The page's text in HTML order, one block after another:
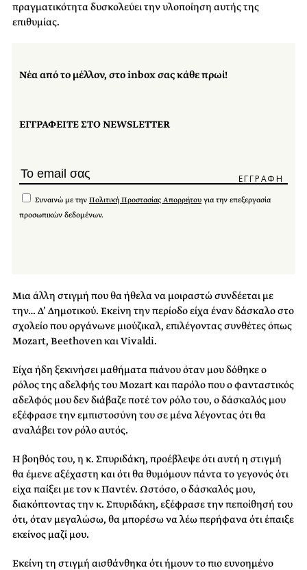
πραγματικότητα δυσκολεύει την υλοποίηση αυτής της
επιθυμίας.
Νέα από το μέλλον, στο inbox σας κάθε πρωί!
ΕΓΓΡΑΦΕΙΤΕ ΣΤΟ NEWSLETTER
Συναινώ με την Πολιτική Προστασίας Απορρήτου για την επεξεργασία
προσωπικών δεδομένων.
Μια άλλη στιγμή που θα ήθελα να μοιραστώ συνδέεται με
την… Δ’ Δημοτικού. Εκείνη την περίοδο είχα έναν δάσκαλο στο
σχολείο που οργάνωνε μιούζικαλ, επιλέγοντας συνθέτες όπως
Mozart, Beethoven και Vivaldi.
Είχα ήδη ξεκινήσει μαθήματα πιάνου όταν μου δόθηκε ο
ρόλος της αδελφής του Mozart και παρόλο που ο φανταστικός
αδελφός μου δεν διάβαζε ποτέ τον ρόλο του, ο δάσκαλός μου
εξέφρασε την εμπιστοσύνη του σε μένα λέγοντας ότι θα
αναλάβει τον ρόλο αυτός.
Η βοηθός του, η κ. Σπυριδάκη, προέβλεψε ότι αυτή η στιγμή
θα έμενε αξέχαστη και ότι θα θυμόμουν πάντα το γεγονός ότι
είχα παίξει με τον κ Παντέν. Ωστόσο, ο δάσκαλός μου,
διακόπτοντας την κ. Σπυριδάκη, εξέφρασε την πεποίθησή του
ότι, όταν μεγαλώσω, θα μπορέσω να λέω περήφανα ότι έπαιξε
εκείνος μαζί μου.
Εκείνη τη στιγμή αισθάνθηκα ότι ήμουν το πιο ευνοημένο